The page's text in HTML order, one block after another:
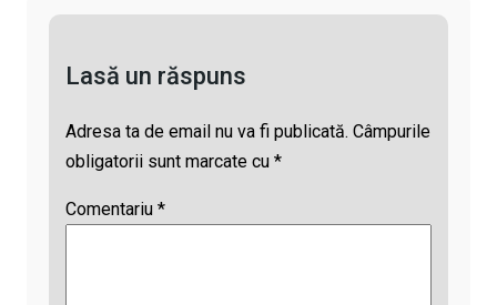
Lasă un răspuns
Adresa ta de email nu va fi publicată. Câmpurile
obligatorii sunt marcate cu *
Comentariu *